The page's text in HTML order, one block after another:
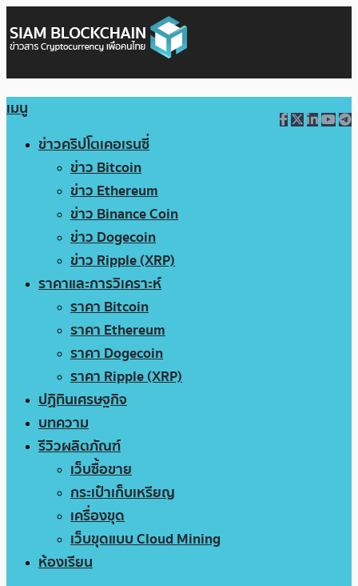
เมนู
ข่าวคริปโตเคอเรนซี่
ข่าว Bitcoin
ข่าว Ethereum
ข่าว Binance Coin
ข่าว Dogecoin
ข่าว Ripple (XRP)
ราคาและการวิเคราะห์
ราคา Bitcoin
ราคา Ethereum
ราคา Dogecoin
ราคา Ripple (XRP)
ปฏิทินเศรษฐกิจ
บทความ
รีวิวผลิตภัณฑ์
เว็บซื้อขาย
กระเป๋าเก็บเหรียญ
เครื่องขุด
เว็บขุดแบบ Cloud Mining
ห้องเรียน